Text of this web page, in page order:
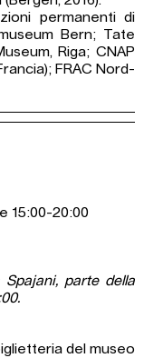
permanenti di
Bern; Tate
Riga; CNAP
FRAC Nord-
15:00-20:00
parte della
del museo